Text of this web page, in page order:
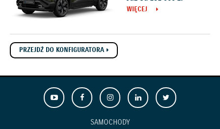
WIĘCEJ
PRZEJDŹ DO KONFIGURATORA
SAMOCHODY